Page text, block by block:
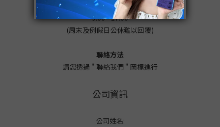
週一至五
9:00 - 17:00
(周末及例假日公休難以回覆)
聯絡方法
請您透過 " 聯絡我們 " 圖標進行
公司資訊
公司姓名: